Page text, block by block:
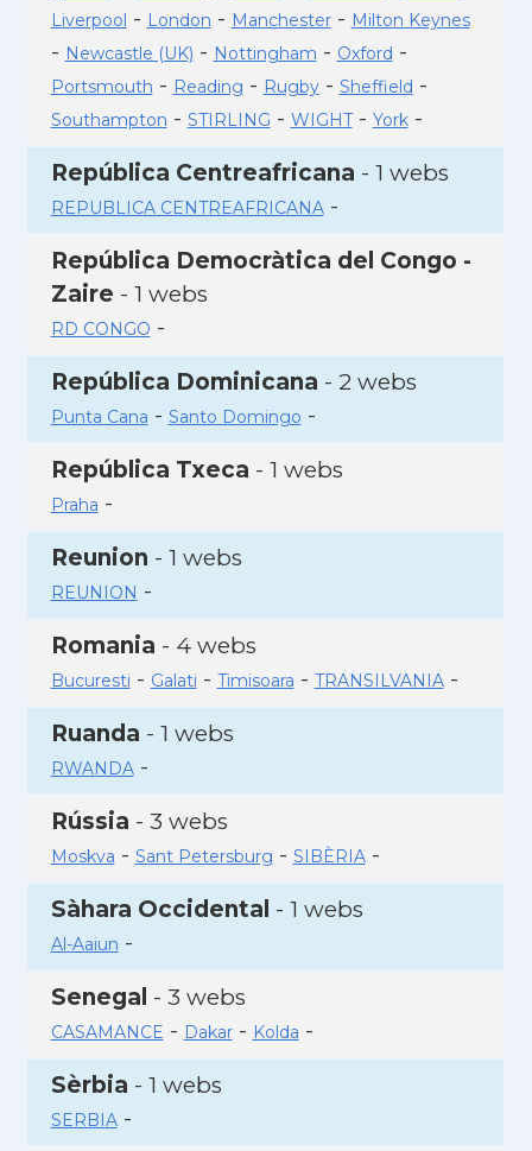
Liverpool - London - Manchester- Milton Keynes
- Newcastle (UK) - Nottingham - Oxford -
Portsmouth - Reading - Rugby- Sheffield -
Southampton - STIRLING - WIGHT- York-
República Centreafricana - 1 webs
REPUBLICA CENTREAFRICANA-
República Democràtica del Congo -
Zaire - 1 webs
RD CONGO -
República Dominicana - 2 webs
Punta Cana - Santo Domingo -
República Txeca - 1 webs
Praha -
Reunion - 1 webs
REUNION -
Romania - 4 webs
Bucuresti - Galati - Timisoara - TRANSILVANIA-
Ruanda - 1 webs
RWANDA-
Rússia - 3 webs
Moskva - Sant Petersburg - SIBÈRIA-
Sàhara Occidental - 1 webs
Al-Aaiun -
Senegal - 3 webs
CASAMANCE - Dakar- Kolda -
Sèrbia - 1 webs
SERBIA-